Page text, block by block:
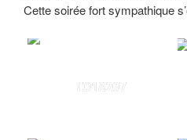
Cette soirée fort sympathique
C018207